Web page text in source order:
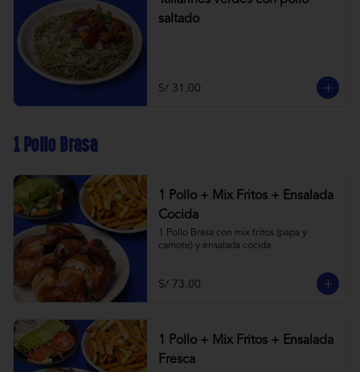
saltado
S/ 31.00
1 Pollo Brasa
1 Pollo + Mix Fritos + Ensalada
Cocida
1 Pollo Brasa con mix fritos (papa y
camote) y ensalada cocida.
S/ 73.00
1 Pollo + Mix Fritos + Ensalada
Fresca